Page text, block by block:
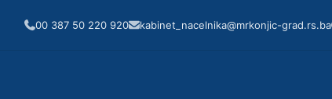
00 387 50 220 920 kabinet_nacelnika@mrkonjic-grad.rs.ba